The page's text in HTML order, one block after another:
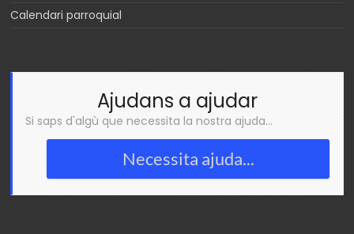
Calendari parroquial
Ajudans a ajudar
Si saps d'algù que necessita la nostra ajuda...
Necessita ajuda...